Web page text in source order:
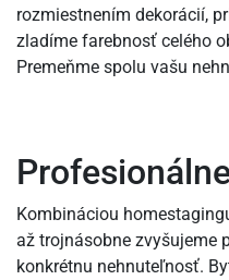
rozmiestnením dekorácií,
zladíme farebnosť celého
Premeňme spolu vašu
Kombináciou
až trojnásobne zvyšujeme
konkrétnu nehnuteľnosť.